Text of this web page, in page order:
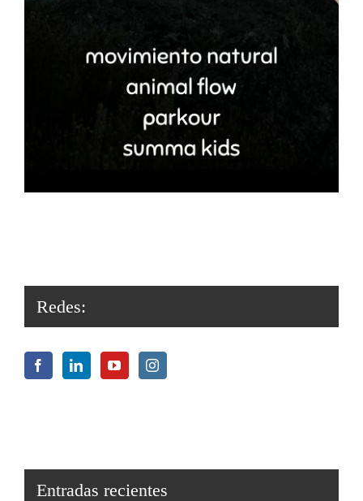
Redes:
Entradas recientes